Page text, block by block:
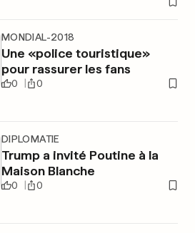
MONDIAL-2018
Une «police touristique»
pour rassurer les fans
0 0
DIPLOMATIE
Trump a invité Poutine à la
Maison Blanche
0 0